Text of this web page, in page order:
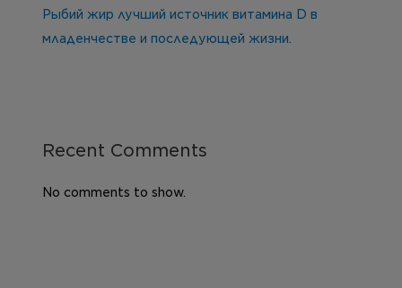
Рыбий жир лучший источник витамина D в
младенчестве и последующей жизни.
Recent Comments
No comments to show.